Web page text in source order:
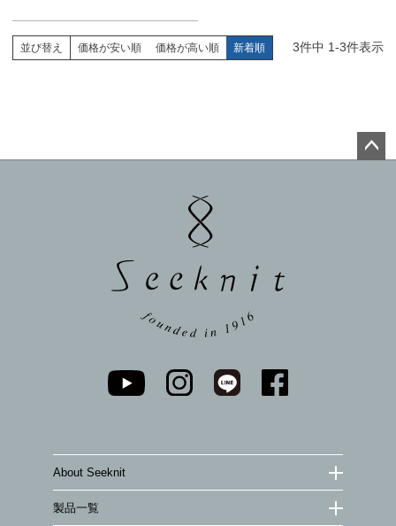
並び替え 価格が安い順 価格が高い順 新着順 3件中 1-3件表示
About Seeknit
製品一覧